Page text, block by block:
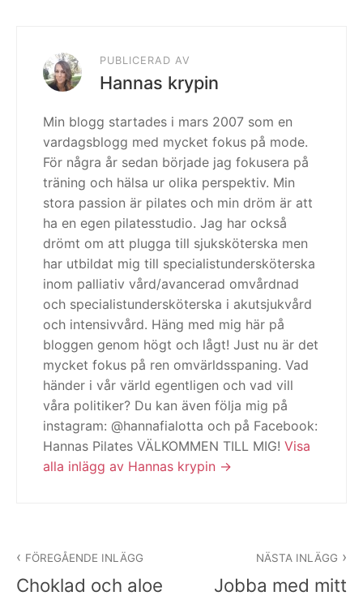
PUBLICERAD AV
Hannas krypin
Min blogg startades i mars 2007 som en
vardagsblogg med mycket fokus på mode.
För några år sedan började jag fokusera på
träning och hälsa ur olika perspektiv. Min
stora passion är pilates och min dröm är att
ha en egen pilatesstudio. Jag har också
drömt om att plugga till sjuksköterska men
har utbildat mig till specialistundersköterska
inom palliativ vård/avancerad omvårdnad
och specialistundersköterska i akutsjukvård
och intensivvård. Häng med mig här på
bloggen genom högt och lågt! Just nu är det
mycket fokus på ren omvärldsspaning. Vad
händer i vår värld egentligen och vad vill
våra politiker? Du kan även följa mig på
instagram: @hannafialotta och på Facebook:
Hannas Pilates VÄLKOMMEN TILL MIG! Visa
alla inlägg av Hannas krypin
FÖREGÅENDE INLÄGG
Choklad och aloe
NÄSTA INLÄGG
Jobba med mitt